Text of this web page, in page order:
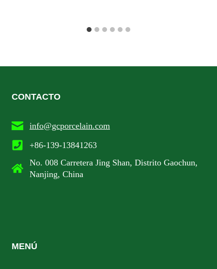
CONTACTO
info@gcporcelain.com
+86-139-13841263
No. 008 Carretera Jing Shan, Distrito Gaochun,
Nanjing, China
MENÚ